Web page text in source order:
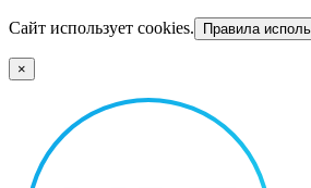
Сайт использует cookies. Правила
×